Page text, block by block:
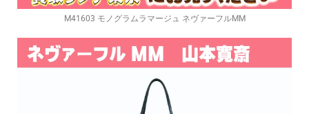
M41603 モノグラムラマージュ ネヴァーフルMM